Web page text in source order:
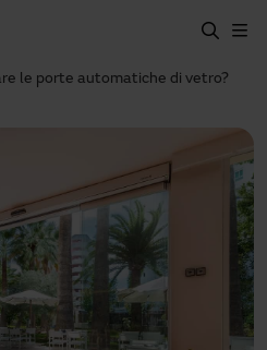
le porte automatiche di vetro?